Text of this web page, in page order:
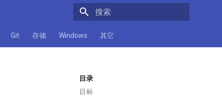
Git 存储 Windows 其它
目录
目标